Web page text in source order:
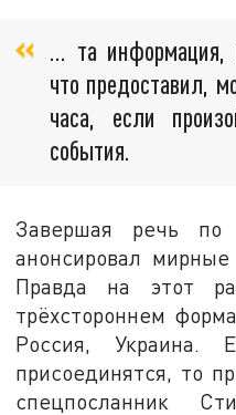
… та информация,
что предоставил,
часа, если
события.
Завершая речь по
анонсировал
Правда на этот
трёхстороннем
Россия,
присоединятся, то
спецпосланник